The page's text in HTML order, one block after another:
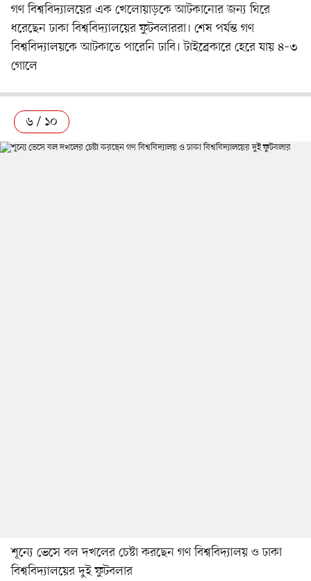
গণ বিশ্ববিদ্যালয়ের এক খেলোয়াড়কে আটকানোর জন্য ঘিরে
ধরেছেন ঢাকা বিশ্ববিদ্যালয়ের ফুটবলাররা। শেষ পর্যন্ত গণ
বিশ্ববিদ্যালয়কে আটকাতে পারেনি ঢাবি। টাইব্রেকারে হেরে যায় ৪–৩
গোলে
৬ / ১০
শূন্যে ভেসে বল দখলের চেষ্টা করছেন গণ বিশ্ববিদ্যালয় ও ঢাকা
বিশ্ববিদ্যালয়ের দুই ফুটবলার